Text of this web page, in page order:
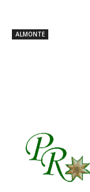
ALMONTE